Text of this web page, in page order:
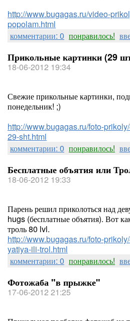
http://www.bugagas.ru/video-
popolam.html
комментарии: 0 понравилось!
Прикольные картинки (29
18-06-2012 19:34
Свежие прикольные картинки,
понедельник! ;)
http://www.bugagas.ru/foto-
29-sht.html
комментарии: 0 понравилось!
Бесплатные объятия или
18-06-2012 19:33
Парень решил приколоться над
hugs (бесплатные объятия). Вот
троль 80 lvl.
http://www.bugagas.ru/foto-
yatiya-ili-trol.html
комментарии: 0 понравилось!
Фотожаба "в прыжке"
17-06-2012 21:25